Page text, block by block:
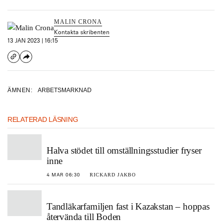
MALIN CRONA
Kontakta skribenten
13 JAN 2023 | 16:15
ÄMNEN: ARBETSMARKNAD
RELATERAD LÄSNING
Halva stödet till omställningsstudier fryser
inne
4 MAR 06:30 RICKARD JAKBO
Tandläkarfamiljen fast i Kazakstan – hoppas
återvända till Boden